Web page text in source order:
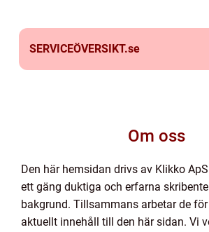
SERVICEÖVERSIKT.se
Om oss
Den här hemsidan drivs av Klikko
ett gäng duktiga och erfarna
bakgrund. Tillsammans arbetar de
aktuellt innehåll till den här sidan. Vi